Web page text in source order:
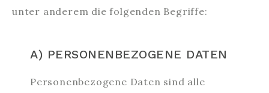
unter anderem die folgenden Begriffe:
A) PERSONENBEZOGENE DATEN
Personenbezogene Daten sind alle